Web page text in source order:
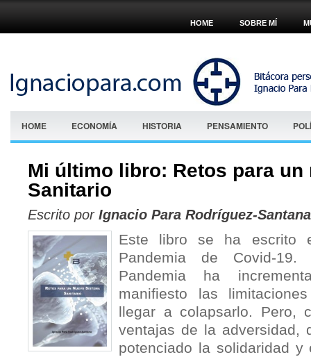
HOME SOBRE MÍ
HOME ECONOMÍA HISTORIA PENSAMIENTO
Mi último libro: Retos para un
Sanitario
Escrito por Ignacio Para Rodríguez-Santana
Este libro se ha escrito
Pandemia de Covid-
Pandemia ha
manifiesto las
llegar a colapsarlo. Pero,
ventajas de la adversidad,
potenciado la solidaridad